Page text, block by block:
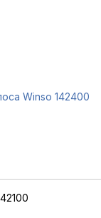
Winso 142400